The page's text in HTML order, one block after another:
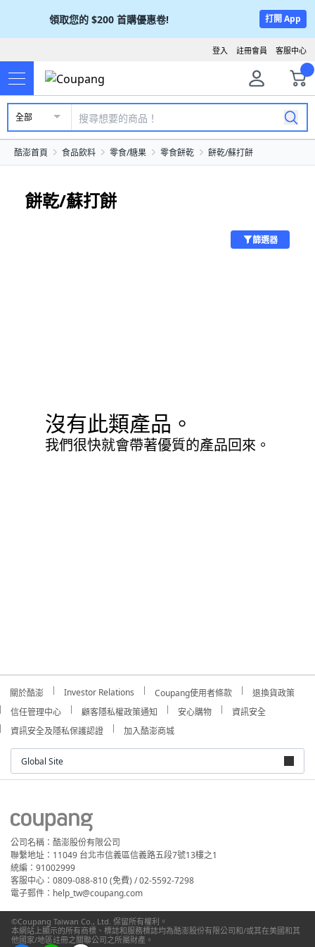
領取您的 $200 首購優惠卷! 打開 App
客服中心
註冊會員
登入
全部
酷澎首頁 食品飲料 零食/糖果 零食餅乾 餅乾/蘇打餅
餅乾/蘇打餅
篩選器
沒有此類產品。
我們很快就會帶著優質的產品回來。
關於酷澎 Investor Relations Coupang使用者條款
退換貨政策
信任管理中心
顧客隱私權政策通知 安心購物
資訊安全
資訊安全及隱私保護認證
加入酷澎商城
Global Site
公司名稱：酷澎股份有限公司
聯繫地址：11049 台北市信義區信義路五段7號13樓之1
統編：91002999
客服中心：0809-088-810 (免費) / 02-5592-7298
電子郵件：help_tw@coupang.com
©Coupang Taiwan Co., Ltd. 保留所有權利。
本網站上顯示的所有商標、標誌和服務標誌均為酷澎股份有限公司和/或其在美國和其
他國家/地區註冊之關聯公司之所屬財產。